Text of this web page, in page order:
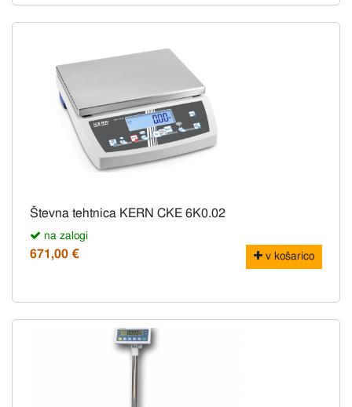
Števna tehtnica KERN CKE 6K0.02
na zalogi
671,00 € v košarico